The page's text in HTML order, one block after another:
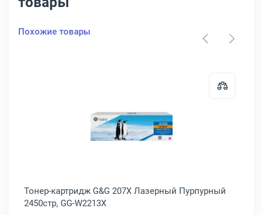
Похожие товары
HP Inc. 207X Лазерный Пурпурный 2450стр, W2213X
Открыть товар: Тонер-картридж
Тонер-картридж G&G 207X Лазерный Пурпурный
2450стр, GG-W2213X